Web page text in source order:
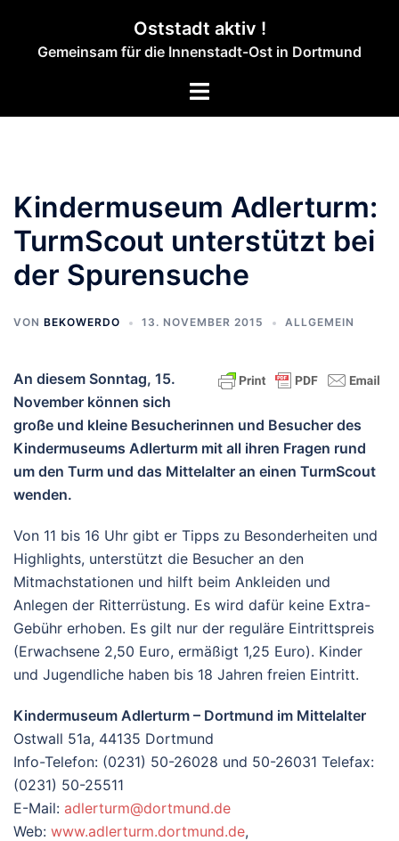
springen
Oststadt aktiv !
Gemeinsam für die Innenstadt-Ost in Dortmund
Menü
Kindermuseum Adlerturm:
TurmScout unterstützt bei
der Spurensuche
VON BEKOWERDO 13. NOVEMBER 2015 ALLGEMEIN
An diesem Sonntag, 15.
November können sich
große und kleine Besucherinnen und Besucher des
Kindermuseums Adlerturm mit all ihren Fragen rund
um den Turm und das Mittelalter an einen TurmScout
wenden.
Von 11 bis 16 Uhr gibt er Tipps zu Besonderheiten und
Highlights, unterstützt die Besucher an den
Mitmachstationen und hilft beim Ankleiden und
Anlegen der Ritterrüstung. Es wird dafür keine Extra-
Gebühr erhoben. Es gilt nur der reguläre Eintrittspreis
(Erwachsene 2,50 Euro, ermäßigt 1,25 Euro). Kinder
und Jugendliche haben bis 18 Jahren freien Eintritt.
Kindermuseum Adlerturm – Dortmund im Mittelalter
Ostwall 51a, 44135 Dortmund
Info-Telefon: (0231) 50-26028 und 50-26031 Telefax:
(0231) 50-25511
E-Mail: adlerturm@dortmund.de
Web: www.adlerturm.dortmund.de,